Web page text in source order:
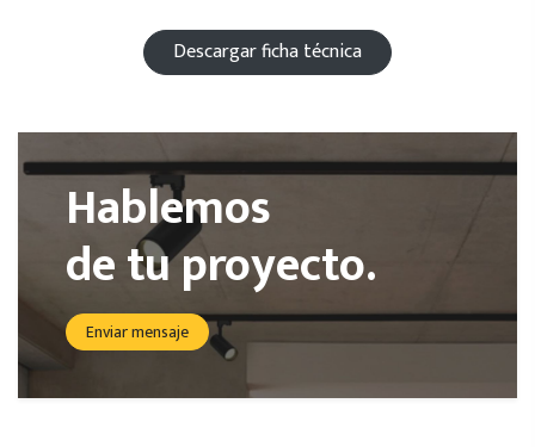
Descargar ficha técnica
Hablemos
de tu proyecto.
Enviar mensaje